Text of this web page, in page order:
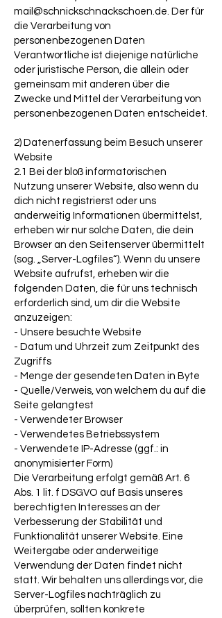
mail@schnickschnackschoen.de. Der für
die Verarbeitung von
personenbezogenen Daten
Verantwortliche ist diejenige natürliche
oder juristische Person, die allein oder
gemeinsam mit anderen über die
Zwecke und Mittel der Verarbeitung von
personenbezogenen Daten entscheidet.
2) Datenerfassung beim Besuch unserer
Website
2.1 Bei der bloß informatorischen
Nutzung unserer Website, also wenn du
dich nicht registrierst oder uns
anderweitig Informationen übermittelst,
erheben wir nur solche Daten, die dein
Browser an den Seitenserver übermittelt
(sog. „Server-Logfiles“). Wenn du unsere
Website aufrufst, erheben wir die
folgenden Daten, die für uns technisch
erforderlich sind, um dir die Website
anzuzeigen:
- Unsere besuchte Website
- Datum und Uhrzeit zum Zeitpunkt des
Zugriffs
- Menge der gesendeten Daten in Byte
- Quelle/Verweis, von welchem du auf die
Seite gelangtest
- Verwendeter Browser
- Verwendetes Betriebssystem
- Verwendete IP-Adresse (ggf.: in
anonymisierter Form)
Die Verarbeitung erfolgt gemäß Art. 6
Abs. 1 lit. f DSGVO auf Basis unseres
berechtigten Interesses an der
Verbesserung der Stabilität und
Funktionalität unserer Website. Eine
Weitergabe oder anderweitige
Verwendung der Daten findet nicht
statt. Wir behalten uns allerdings vor, die
Server-Logfiles nachträglich zu
überprüfen, sollten konkrete